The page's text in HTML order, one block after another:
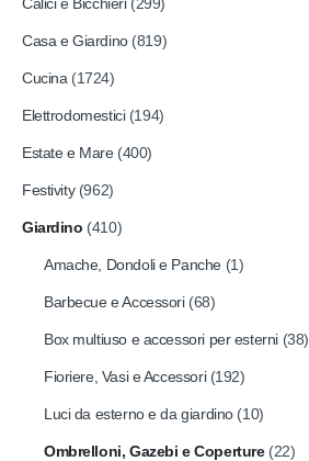
Casa e Giardino (819)
Cucina (1724)
Elettrodomestici (194)
Estate e Mare (400)
Festivity (962)
Giardino (410)
Amache, Dondoli e Panche (1)
Barbecue e Accessori (68)
Box multiuso e accessori per esterni (38)
Fioriere, Vasi e Accessori (192)
Luci da esterno e da giardino (10)
Ombrelloni, Gazebi e Coperture (22)